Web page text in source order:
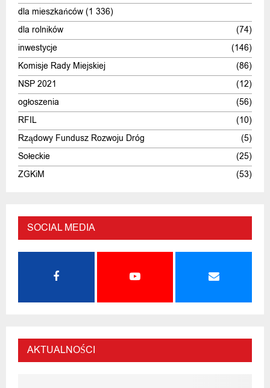
dla mieszkańców (1 336)
dla rolników
(74)
inwestycje
(146)
Komisje Rady Miejskiej
(86)
NSP 2021
(12)
ogłoszenia
(56)
RFIL
(10)
Rządowy Fundusz Rozwoju Dróg
(5)
Sołeckie
(25)
ZGKiM
(53)
SOCIAL MEDIA
AKTUALNOŚCI